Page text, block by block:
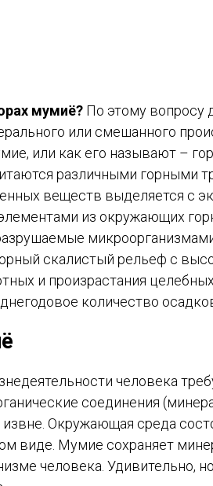
мумиё? По этому вопросу
или смешанного
или как его называют –
различными горными
веществ выделяется с
из окружающих
скалистый рельеф с
и произрастания
количество
человека
соединения
извне. Окружающая среда
виде. Мумие сохраняет
человека.